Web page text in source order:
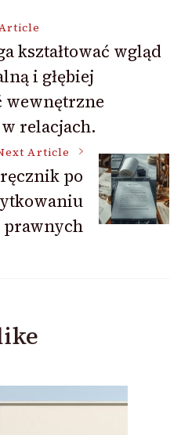
kształtować wgląd
i głębiej
wewnętrzne
relacjach.
Article
po